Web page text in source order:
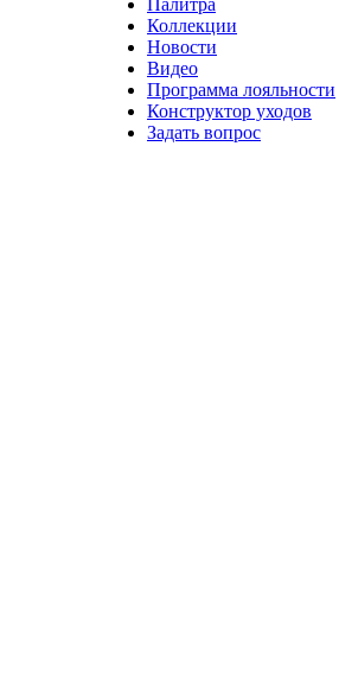
Палитра
Коллекции
Новости
Видео
Программа лояльности
Конструктор уходов
Задать вопрос